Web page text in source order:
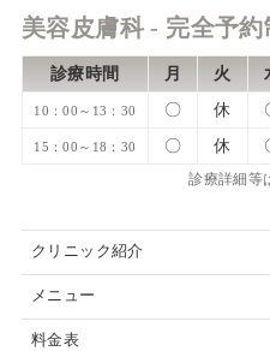
美容皮膚科 - 完全予約
診療時間 月 火
10：00～13：30 〇 休
15：00～18：30 〇 休
診療詳細等
クリニック紹介
メニュー
料金表